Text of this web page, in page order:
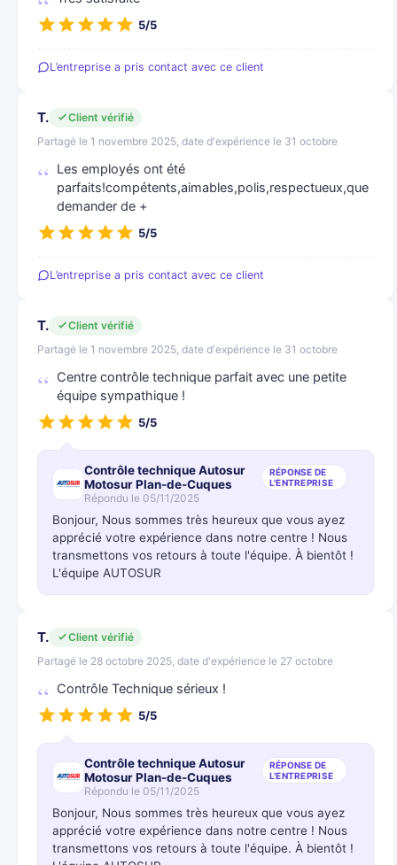
5/5
L’entreprise a pris contact avec ce client
T.
Client vérifié
Partagé le 1 novembre 2025, date d'expérience le 31 octobre
Les employés ont été
parfaits!compétents,aimables,polis,respectueux,que
demander de +
5/5
L’entreprise a pris contact avec ce client
T.
Client vérifié
Partagé le 1 novembre 2025, date d'expérience le 31 octobre
Centre contrôle technique parfait avec une petite
équipe sympathique !
5/5
Contrôle technique Autosur
Motosur Plan-de-Cuques
RÉPONSE DE
L'ENTREPRISE
Répondu le 05/11/2025
Bonjour, Nous sommes très heureux que vous ayez
apprécié votre expérience dans notre centre ! Nous
transmettons vos retours à toute l'équipe. À bientôt !
L'équipe AUTOSUR
T.
Client vérifié
Partagé le 28 octobre 2025, date d'expérience le 27 octobre
Contrôle Technique sérieux !
5/5
Contrôle technique Autosur
Motosur Plan-de-Cuques
RÉPONSE DE
L'ENTREPRISE
Répondu le 05/11/2025
Bonjour, Nous sommes très heureux que vous ayez
apprécié votre expérience dans notre centre ! Nous
transmettons vos retours à toute l'équipe. À bientôt !